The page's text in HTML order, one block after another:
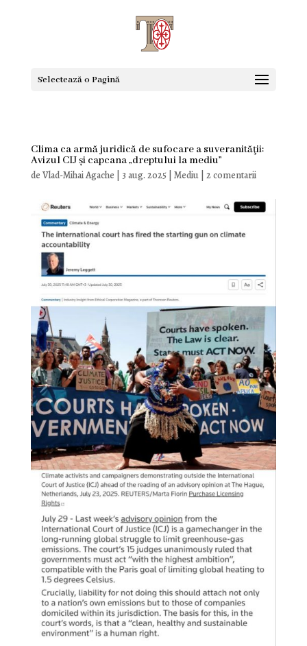
Selectează o Pagină
Clima ca armă juridică de sufocare a suveranităţii:
Avizul CIJ și capcana „dreptului la mediu”
de Vlad-Mihai Agache 3 aug. 2025| Mediu| 2 comentarii